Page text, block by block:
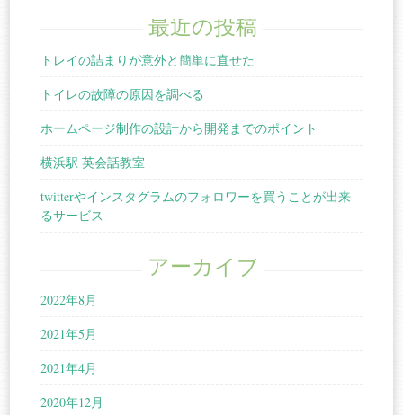
最近の投稿
トレイの詰まりが意外と簡単に直せた
トイレの故障の原因を調べる
ホームページ制作の設計から開発までのポイント
横浜駅 英会話教室
twitterやインスタグラムのフォロワーを買うことが出来
るサービス
アーカイブ
2022年8月
2021年5月
2021年4月
2020年12月